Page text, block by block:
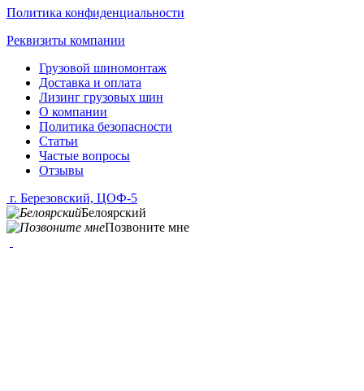
Политика конфиденциальности
Реквизиты компании
Грузовой шиномонтаж
Доставка и оплата
Лизинг грузовых шин
О компании
Политика безопасности
Статьи
Частые вопросы
Отзывы
г. Березовский, ЦОФ-5
Белоярский
Позвоните мне